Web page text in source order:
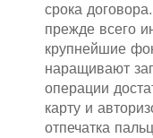
срока
прежде всего
крупнейшие
наращивают
операции
карту и
отпечатка